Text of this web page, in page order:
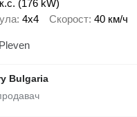
(176 kW)
4x4 Скорост 40 км/ч
Bulgaria